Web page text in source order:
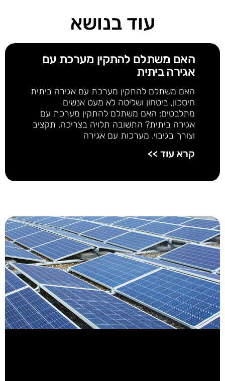
עוד בנושא
האם משתלם להתקין מערכת עם
אגירה ביתית
האם משתלם להתקין מערכת עם אגירה ביתית
חיסכון, ביטחון ושליטה לא מעט אנשים
מתלבטים: האם משתלם להתקין מערכת עם
אגירה ביתית? התשובה תלויה בצריכה, תקציב
וצורך בגיבוי. מערכות עם אגירה
קרא עוד >>